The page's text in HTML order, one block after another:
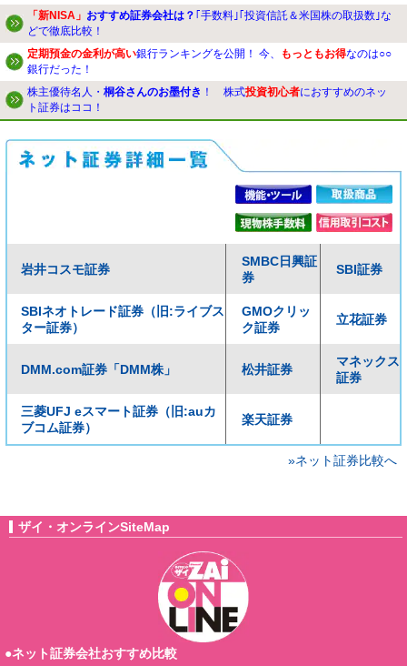
「新NISA」 おすすめ証券会社は？ ｢手数料｣｢投資信託＆米国株の取扱数｣な
どで徹底比較！
定期預金の金利が高い銀行ランキングを公開！ 今、 もっともお得なのは○○
銀行だった！
株主優待名人・ 桐谷さんのお墨付き ！ 株式投資初心者におすすめのネッ
ト証券はココ！
岩井コスモ証券
SMBC日興証
券
SBI証券
SBIネオトレード証券（旧:ライブス
ター証券）
GMOクリッ
ク証券
立花証券
DMM.com証券「DMM株」 松井証券
マネックス
証券
三菱UFJ eスマート証券（旧:auカ
ブコム証券）
楽天証券
»ネット証券比較へ
ザイ・オンラインSiteMap
●ネット証券会社おすすめ比較